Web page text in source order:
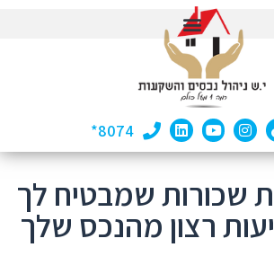
8074*
שכורות שמבטיח לך
רצון מהנכס שלך